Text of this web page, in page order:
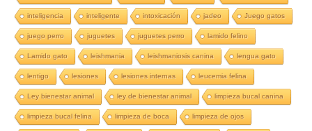
inteligencia inteligente intoxicación jadeo Juego gatos
juego perro juguetes juguetes perro lamido felino
Lamido gato leishmania leishmaniosis canina lengua gato
lentigo lesiones lesiones internas leucemia felina
Ley bienestar animal ley de bienestar animal limpieza bucal canina
limpieza bucal felina limpieza de boca limpieza de ojos